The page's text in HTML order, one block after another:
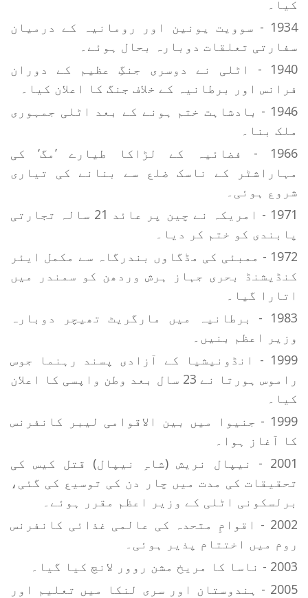
کیا۔
1934 - سوویت یونین اور رومانیہ کے درمیان
سفارتی تعلقات دوبارہ بحال ہوئے۔
1940 - اٹلی نے دوسری جنگِ عظیم کے دوران
فرانس اور برطانیہ کے خلاف جنگ کا اعلان کیا۔
1946 - بادشاہت ختم ہونے کے بعد اٹلی جمہوری
ملک بنا۔
1966 - فضائیہ کے لڑاکا طیارے ’مگ‘ کی
مہاراشٹر کے ناسک ضلع سے بنانے کی تیاری
شروع ہوئی۔
1971 - امریکہ نے چین پر عائد 21 سالہ تجارتی
پابندی کو ختم کر دیا۔
1972 - ممبئی کی مڈگاوں بندرگاہ سے مکمل ایئر
کنڈیشنڈ بحری جہاز ہرش وردھن کو سمندر میں
اتارا گیا۔
1983 - برطانیہ میں مارگریٹ تھیچر دوبارہ
وزیر اعظم بنیں۔
1999 - انڈونیشیا کے آزادی پسند رہنما جوس
راموس ہورتا نے 23 سال بعد وطن واپسی کا اعلان
کیا۔
1999 - جنیوا میں بین الاقوامی لیبر کانفرنس
کا آغاز ہوا۔
2001 - نیپال نریش (شاہِ نیپال) قتل کیس کی
تحقیقات کی مدت میں چار دن کی توسیع کی گئی،
برلسکونی اٹلی کے وزیر اعظم مقرر ہوئے۔
2002 - اقوامِ متحدہ کی عالمی غذائی کانفرنس
روم میں اختتام پذیر ہوئی۔
2003 - ناسا کا مریخ مشن روور لانچ کیا گیا۔
2005 - ہندوستان اور سری لنکا میں تعلیم اور